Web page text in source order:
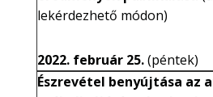
lekérdezhető módon)
2022. február 25.(péntek)
Észrevétel benyújtása az